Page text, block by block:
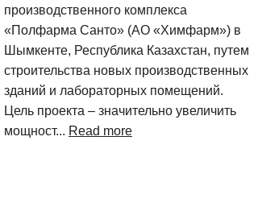
производственного комплекса
«Полфарма Санто» (АО «Химфарм») в
Шымкенте, Республика Казахстан, путем
строительства новых производственных
зданий и лабораторных помещений.
Цель проекта – значительно увеличить
мощност... Read more